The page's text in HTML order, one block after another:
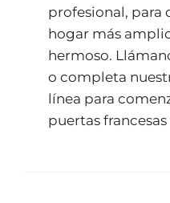
profesional, para
hogar más
hermoso.
o completa
línea para
puertas